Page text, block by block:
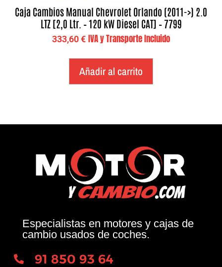
Caja Cambios Manual Chevrolet Orlando (2011->) 2.0
LTZ [2,0 Ltr. – 120 kW Diesel CAT] – 7799
333,60€ IVA y Transporte Incluido
Añadir al carrito
Especialistas en motores y cajas de
cambio usados de coches.
91 850 93 64